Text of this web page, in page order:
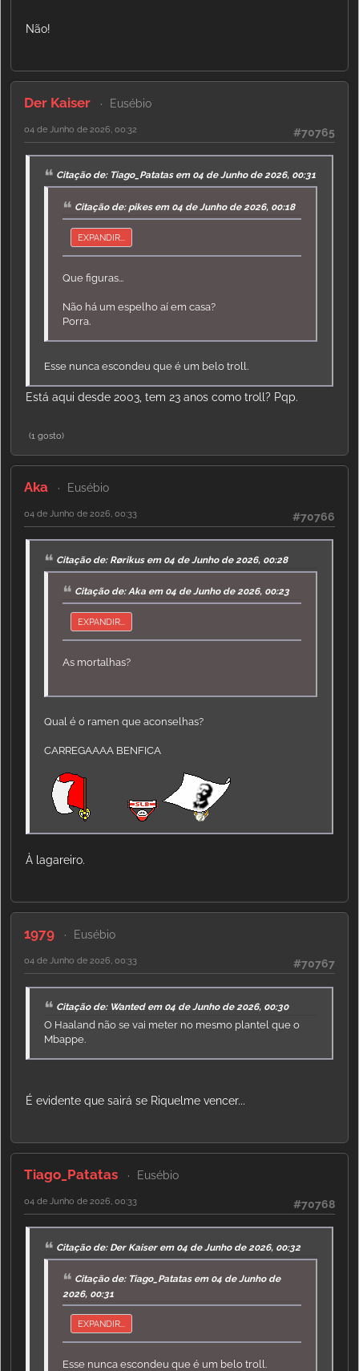
Não!
Der Kaiser Eusébio
#70765
04 de Junho de 2026, 00:32
Citação de: Tiago_Patatas em 04 de Junho de 2026, 00:31
Citação de: pikes em 04 de Junho de 2026, 00:18
EXPANDIR...
Que figuras...
Não há um espelho aí em casa?
Porra.
Esse nunca escondeu que é um belo troll.
Está aqui desde 2003, tem 23 anos como troll? Pqp.
(1 gosto)
Aka Eusébio
#70766
04 de Junho de 2026, 00:33
Citação de: Rørikus em 04 de Junho de 2026, 00:28
Citação de: Aka em 04 de Junho de 2026, 00:23
EXPANDIR...
As mortalhas?
Qual é o ramen que aconselhas?
CARREGAAAA BENFICA
À lagareiro.
1979 Eusébio
#70767
04 de Junho de 2026, 00:33
Citação de: Wanted em 04 de Junho de 2026, 00:30
O Haaland não se vai meter no mesmo plantel que o
Mbappe.
É evidente que sairá se Riquelme vencer...
Tiago_Patatas Eusébio
#70768
04 de Junho de 2026, 00:33
Citação de: Der Kaiser em 04 de Junho de 2026, 00:32
Citação de: Tiago_Patatas em 04 de Junho de
2026, 00:31
EXPANDIR...
Esse nunca escondeu que é um belo troll.